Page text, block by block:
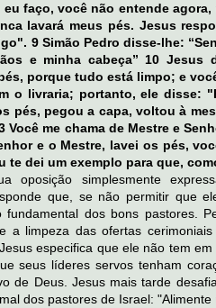
faço, você não entende
lavará meus pés. Jesus
9 Simão Pedro disse-lhe:
e minha cabeça” 10 Jesus
porque tudo está limpo; e
o livraria; portanto, ele disse:
pés, pegou a capa, voltou à
Você me chama de Mestre e
e o Mestre, lavei os pés,
te dei um exemplo para que,
oposição simplesmente
que, se não permitir que
fundamental dos bons pastores.
a limpeza das ofertas
especifica que ele não tem
seus líderes servos tenham
de Deus. Jesus mais tarde
dos pastores de Israel: "Alimente